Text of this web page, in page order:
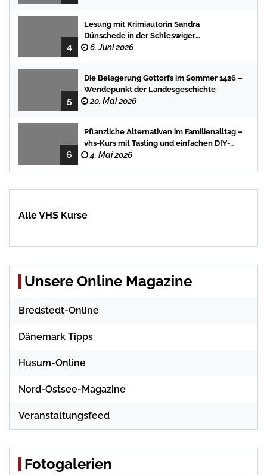
4
Lesung mit Krimiautorin Sandra
Dünschede in der Schleswiger
Stadtbücherei
6. Juni 2026
5
Die Belagerung Gottorfs im Sommer 1426 –
Wendepunkt der Landesgeschichte
20. Mai 2026
6
Pflanzliche Alternativen im Familienalltag –
vhs-Kurs mit Tasting und einfachen DIY-
Rezepten
4. Mai 2026
Alle VHS Kurse
Unsere Online Magazine
Bredstedt-Online
Dänemark Tipps
Husum-Online
Nord-Ostsee-Magazine
Veranstaltungsfeed
Fotogalerien